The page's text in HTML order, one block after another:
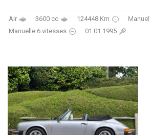
Air 3600 cc 124448 Km
Manuelle 6 vitesses
01.01.1995